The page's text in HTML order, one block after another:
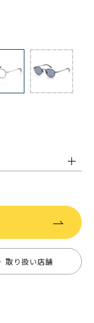
取り扱い店舗